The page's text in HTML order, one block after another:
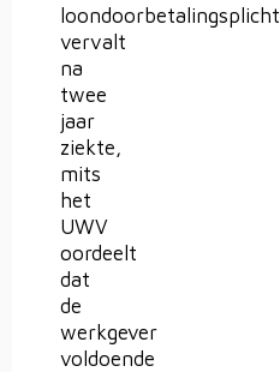
loondoorbetalingsplicht
vervalt
na
twee
jaar
ziekte,
mits
het
UWV
oordeelt
dat
de
werkgever
voldoende